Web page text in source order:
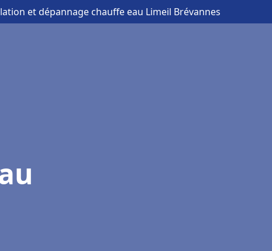
et dépannage chauffe eau Limeil Brévannes